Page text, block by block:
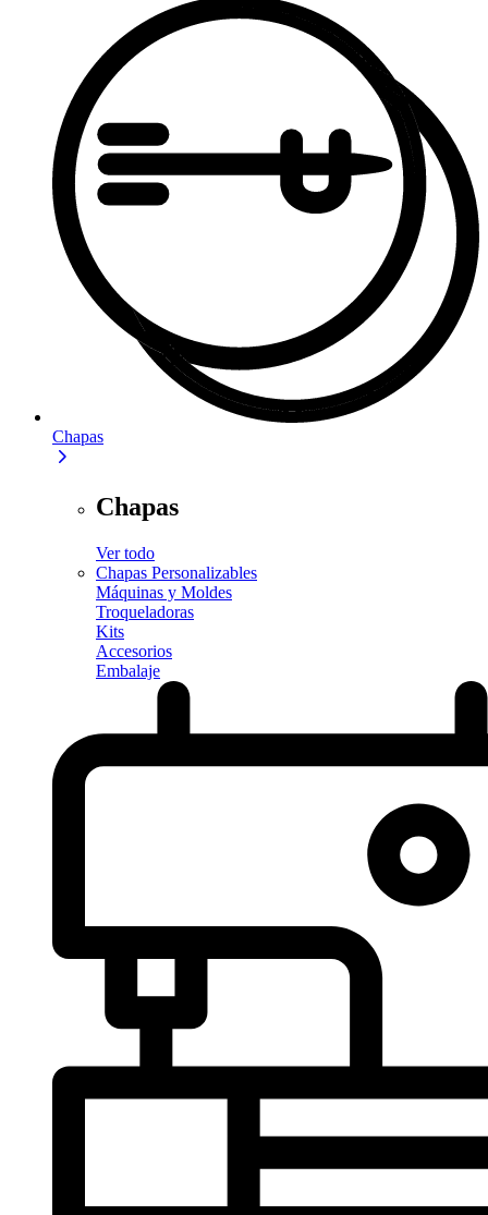
Chapas
Chapas
Ver todo
Chapas Personalizables
Máquinas y Moldes
Troqueladoras
Kits
Accesorios
Embalaje